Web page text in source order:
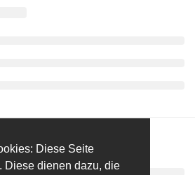
Diese Seite
Diese dienen dazu, die